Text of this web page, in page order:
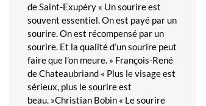
de Saint-Exupéry « Un sourire est
souvent essentiel. On est payé par un
sourire. On est récompensé par un
sourire. Et la qualité d’un sourire peut
faire que l’on meure. » François-René
de Chateaubriand « Plus le visage est
sérieux, plus le sourire est
beau. »Christian Bobin « Le sourire